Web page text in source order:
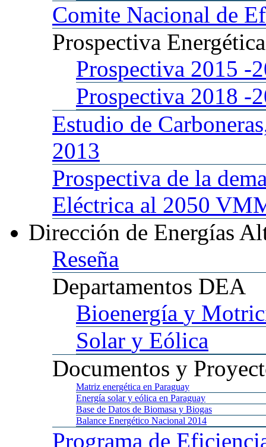
Comite Nacional de
Prospectiva
Prospectiva 2015 -
Prospectiva 2018 -
Estudio de
2013
Prospectiva de la
Eléctrica al 2050
Dirección de Energías
Reseña
Departamentos DEA
Bioenergía y
Solar y Eólica
Documentos y
Matriz energética en Paraguay
Energía solar y eólica en Paraguay
Base de Datos de Biomasa y Biogas
Balance Energético Nacional 2014
Programa de